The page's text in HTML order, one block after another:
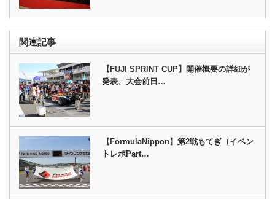
関連記事
【FUJI SPRINT CUP】開催概要の詳細が
発表、大会前日…
【FormulaNippon】第2戦もてぎ（イベン
トレポPart…